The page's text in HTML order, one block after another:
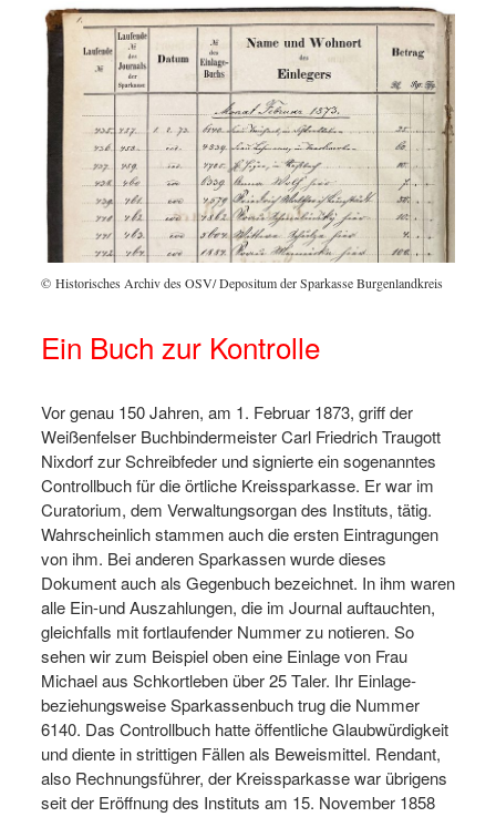
© Historisches Archiv des OSV/ Depositum der Sparkasse Burgenlandkreis
Ein Buch zur Kontrolle
Vor genau 150 Jahren, am 1. Februar 1873, griff der
Weißenfelser Buchbindermeister Carl Friedrich Traugott
Nixdorf zur Schreibfeder und signierte ein sogenanntes
Controllbuch für die örtliche Kreissparkasse. Er war im
Curatorium, dem Verwaltungsorgan des Instituts, tätig.
Wahrscheinlich stammen auch die ersten Eintragungen
von ihm. Bei anderen Sparkassen wurde dieses
Dokument auch als Gegenbuch bezeichnet. In ihm waren
alle Ein-und Auszahlungen, die im Journal auftauchten,
gleichfalls mit fortlaufender Nummer zu notieren. So
sehen wir zum Beispiel oben eine Einlage von Frau
Michael aus Schkortleben über 25 Taler. Ihr Einlage-
beziehungsweise Sparkassenbuch trug die Nummer
6140. Das Controllbuch hatte öffentliche Glaubwürdigkeit
und diente in strittigen Fällen als Beweismittel. Rendant,
also Rechnungsführer, der Kreissparkasse war übrigens
seit der Eröffnung des Instituts am 15. November 1858